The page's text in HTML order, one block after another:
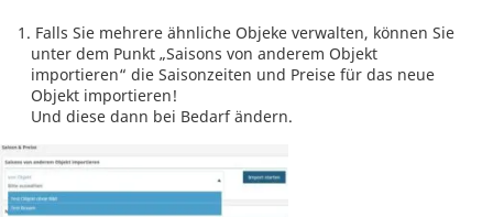
Falls Sie mehrere ähnliche Objeke verwalten, können Sie
unter dem Punkt „Saisons von anderem Objekt
importieren“ die Saisonzeiten und Preise für das neue
Objekt importieren!
Und diese dann bei Bedarf ändern.